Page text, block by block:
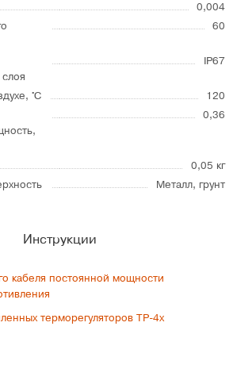
0,004
60
IP67
°C
120
0,36
0,05 кг
Металл, грунт
Инструкции
кабеля постоянной мощности
терморегуляторов ТР-4х